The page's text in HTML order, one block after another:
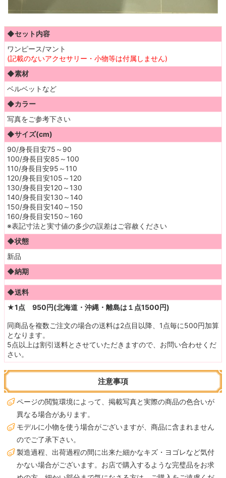
◆セット内容
ワンピース/マント
(記載のないアクセサリー・小物等は付属しません)
◆素材
ベルベットなど
◆カラー
写真をご参考下さい
◆サイズ(cm)
90/身長目安75～90
100/身長目安85～100
110/身長目安95～110
120/身長目安105～120
130/身長目安120～130
140/身長目安130～140
150/身長目安140～150
160/身長目安150～160
※表記寸法と実寸値の多少の誤差はご容赦ください
◆状態
新品
◆納期
◆送料
★1点 950円(北海道・沖縄・離島は１点1500円)
同商品を複数ご注文の場合の送料は2点目以降、1点毎に500円加算
となります。
5点以上は割引送料とさせていただきますので、お問い合わせくだ
さい。
注意事項
ページの閲覧環境によって、掲載写真と実際の商品の色合いが
異なる場合があります。
モデルに小物を使う場合がございますが、商品に含まれません
のでご了承下さい。
製造過程、出荷過程の間に出来た細かなキズ・ヨゴレなど気付
かない場合がございます。お店で購入するような完璧品をお求